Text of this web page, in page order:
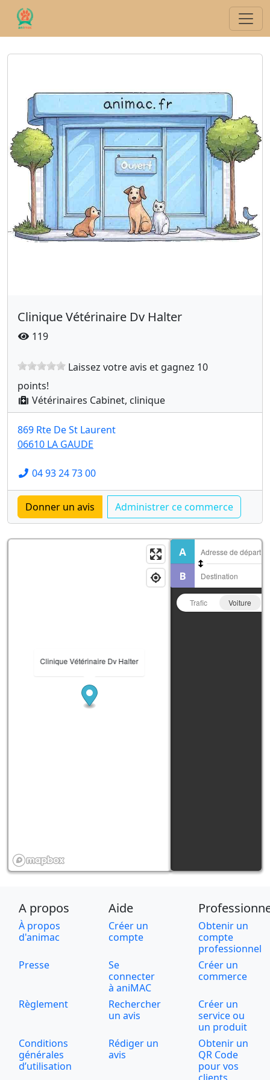
Clinique Vétérinaire Dv Halter
119
Laissez votre avis et gagnez 10
points!
Vétérinaires Cabinet, clinique
869 Rte De St Laurent
06610 LA GAUDE
04 93 24 73 00
Clinique Vétérinaire Dv Halter
Trafic Voiture
A propos Aide
À propos
d'animac
Créer un
compte
Obtenir un
compte
professionnel
Presse
Se
connecter
à aniMAC
Créer un
commerce
Règlement
Rechercher
un avis
Créer un
service ou
un produit
Conditions
générales
d’utilisation
Rédiger un
avis
Obtenir un
QR Code
pour vos